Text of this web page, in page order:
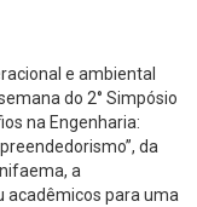
e ambiental
do 2° Simpósio
na Engenharia:
da
a
acadêmicos para uma